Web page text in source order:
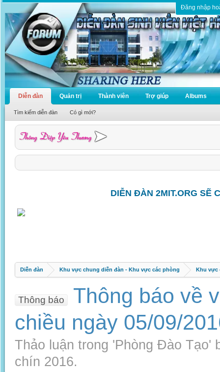
Đăng nhập
Diễn đàn
Tìm kiếm diễn đàn Có gì mới?
Quản trị Thành viên Trợ giúp Albums
DIỄN ĐÀN 2MIT.ORG SẼ
Diễn đàn Khu vực chung diễn đàn - Khu vực các phòng Khu vực
Thông báo
Thông báo về
chiều ngày 05/09/
Thảo luận trong 'Phòng Đào Tạo'
chín 2016.